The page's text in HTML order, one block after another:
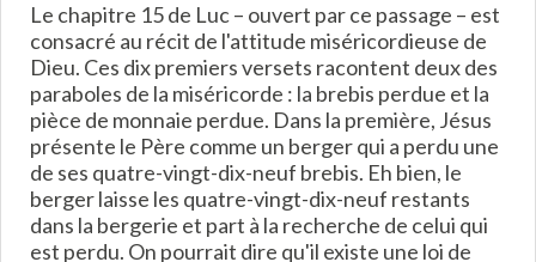
Le chapitre 15 de Luc – ouvert par ce passage – est
consacré au récit de l'attitude miséricordieuse de
Dieu. Ces dix premiers versets racontent deux des
paraboles de la miséricorde : la brebis perdue et la
pièce de monnaie perdue. Dans la première, Jésus
présente le Père comme un berger qui a perdu une
de ses quatre-vingt-dix-neuf brebis. Eh bien, le
berger laisse les quatre-vingt-dix-neuf restants
dans la bergerie et part à la recherche de celui qui
est perdu. On pourrait dire qu'il existe une loi de